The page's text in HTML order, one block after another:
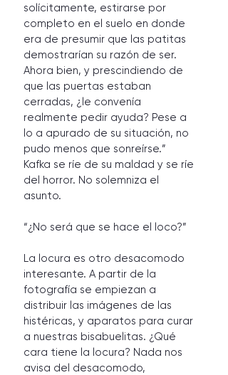
solícitamente, estirarse por
completo en el suelo en donde
era de presumir que las patitas
demostrarían su razón de ser.
Ahora bien, y prescindiendo de
que las puertas estaban
cerradas, ¿le convenía
realmente pedir ayuda? Pese a
lo a apurado de su situación, no
pudo menos que sonreírse.”
Kafka se ríe de su maldad y se ríe
del horror. No solemniza el
asunto.
“¿No será que se hace el loco?”
La locura es otro desacomodo
interesante. A partir de la
fotografía se empiezan a
distribuir las imágenes de las
histéricas, y aparatos para curar
a nuestras bisabuelitas. ¿Qué
cara tiene la locura? Nada nos
avisa del desacomodo,